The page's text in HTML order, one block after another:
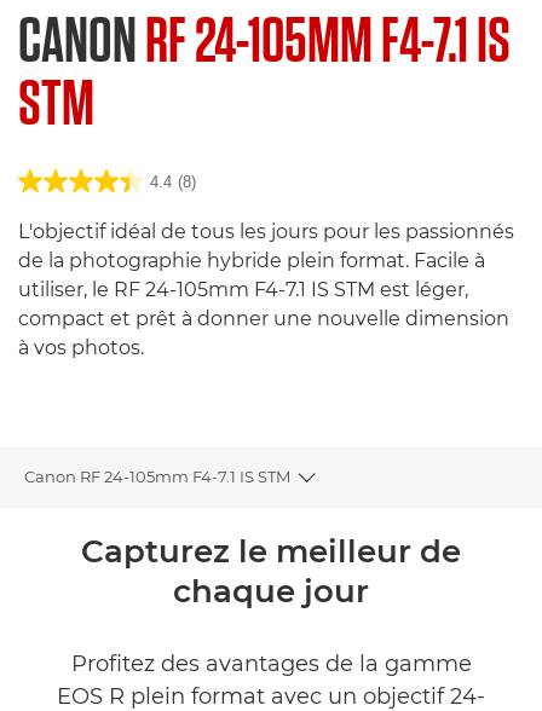
CANONRF 24-105MM F4-7.1 IS
STM
4.4 (8)
L'objectif idéal de tous les jours pour les passionnés
de la photographie hybride plein format. Facile à
utiliser, le RF 24-105mm F4-7.1 IS STM est léger,
compact et prêt à donner une nouvelle dimension
à vos photos.
Canon RF 24-105mm F4-7.1 IS STM
Toggle breadcrumbs
Présentation
Commentaires
Capturez le meilleur de
chaque jour
Profitez des avantages de la gamme
EOS R plein format avec un objectif 24-